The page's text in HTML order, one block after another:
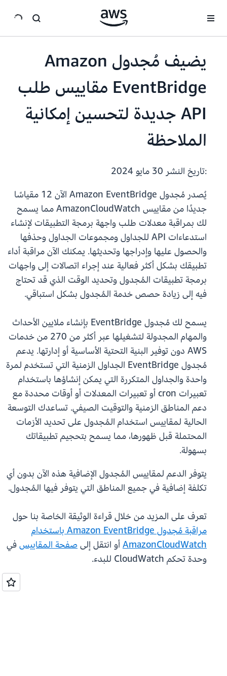
يضيف مُجدول Amazon
EventBridge مقاييس طلب
API جديدة لتحسين إمكانية
الملاحظة
:تاريخ النشر
يُصدر مُجدول Amazon EventBridge الآن 12 مقياسًا
جديدًا من مقاييس AmazonCloudWatch مما يسمح
لك بمراقبة معدلات طلب واجهة برمجة التطبيقات لإنشاء
استدعاءات API للجداول ومجموعات الجداول وحذفها
والحصول عليها وإدراجها وتحديثها. يمكنك الآن مراقبة أداء
تطبيقك بشكل أكثر فعالية عند إجراء اتصالات إلى واجهات
برمجة تطبيقات المُجدول وتحديد الوقت الذي قد تحتاج
فيه إلى زيادة حصص خدمة المُجدول بشكل استباقي.
يسمح لك مُجدول EventBridge بإنشاء ملايين الأحداث
والمهام المجدولة لتشغيلها عبر أكثر من 270 من خدمات
AWS دون توفير البنية التحتية الأساسية أو إدارتها. يدعم
مُجدول EventBridge الجداول الزمنية التي تستخدم لمرة
واحدة والجداول المتكررة التي يمكن إنشاؤها باستخدام
تعبيرات cron أو تعبيرات المعدلات أو أوقات محددة مع
دعم المناطق الزمنية والتوقيت الصيفي. تساعدك التوسعة
الحالية لمقاييس استخدام المُجدول على تحديد الأزمات
المحتملة قبل ظهورها، مما يسمح بتحجيم تطبيقاتك
بسهولة.
يتوفر الدعم لمقاييس المُجدول الإضافية هذه الآن بدون أي
تكلفة إضافية في جميع المناطق التي يتوفر فيها المُجدول.
تعرف على المزيد من خلال قراءة الوثيقة الخاصة بنا حول
مراقبة مُجدول Amazon EventBridge باستخدام
AmazonCloudWatchأو انتقل إلىصفحة المقاييسفي
وحدة تحكم CloudWatch للبدء.